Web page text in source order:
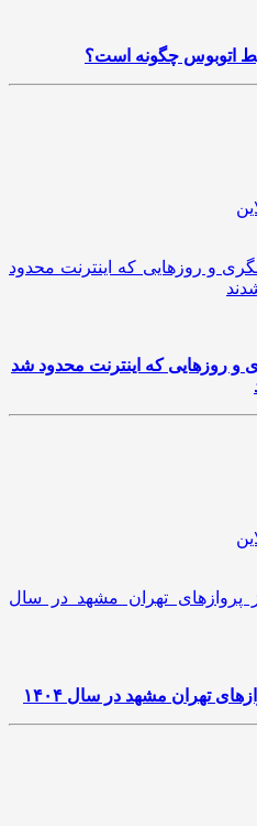
اتوبوس چگونه است؟
و روزهایی که اینترنت محدود شد
تهران مشهد در سال ۱۴۰۴